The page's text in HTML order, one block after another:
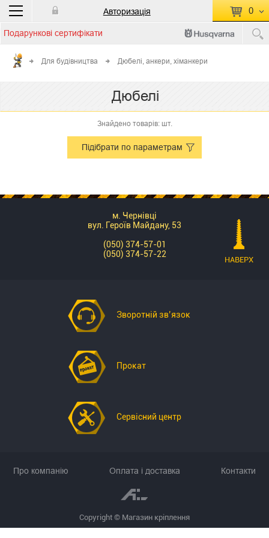
Авторизація 0
КОШИК ПУСТИЙ
до кошику
Подарункові сертифікати
Для будівництва Дюбелі, анкери, хіманкери
Дюбелі
Знайдено товарів: шт.
Підібрати по параметрам
м. Чернівці
вул. Героїв Майдану, 53
(050) 374-57-01
(050) 374-57-22
Зворотній зв’язок
Прокат
Сервісний центр
НАВЕРХ
Copyright © Магазин кріплення
Про компанію Оплата і доставка Контакти